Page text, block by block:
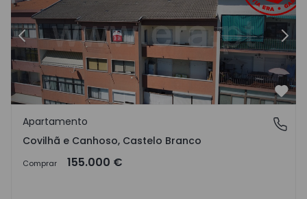
Anterior
Covilhã e Canhoso, Castelo Branco
Apartamento
Covilhã e Canhoso, Castelo Branco
Comprar 155.000 €